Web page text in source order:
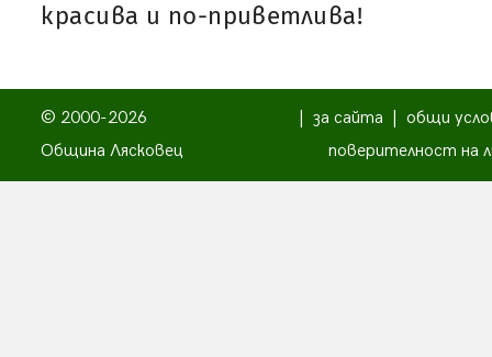
красива и по-приветлива!
© 2000-2026
Община Лясковец
за сайта
общи
поверителност на